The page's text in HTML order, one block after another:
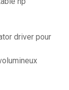
driver pour